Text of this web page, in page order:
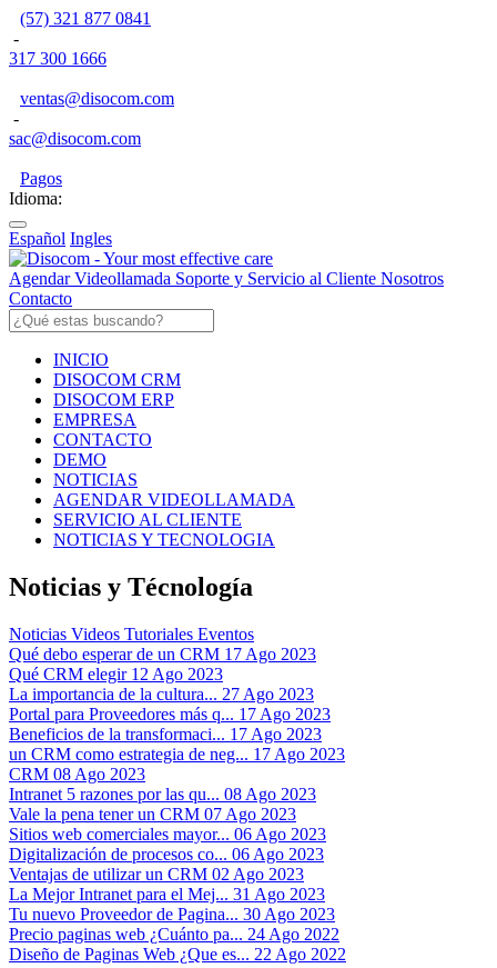
(57) 321 877 0841
-
317 300 1666
ventas@disocom.com
-
sac@disocom.com
Pagos
Idioma:
Español Ingles
Agendar Videollamada Soporte y Servicio al Cliente Nosotros
Contacto
INICIO
DISOCOM CRM
DISOCOM ERP
EMPRESA
CONTACTO
DEMO
NOTICIAS
AGENDAR VIDEOLLAMADA
SERVICIO AL CLIENTE
NOTICIAS Y TECNOLOGIA
Noticias y Técnología
Noticias Videos Tutoriales Eventos
Qué debo esperar de un CRM 17 Ago 2023
Qué CRM elegir 12 Ago 2023
La importancia de la cultura... 27 Ago 2023
Portal para Proveedores más q... 17 Ago 2023
Beneficios de la transformaci... 17 Ago 2023
un CRM como estrategia de neg... 17 Ago 2023
CRM 08 Ago 2023
Intranet 5 razones por las qu... 08 Ago 2023
Vale la pena tener un CRM 07 Ago 2023
Sitios web comerciales mayor... 06 Ago 2023
Digitalización de procesos co... 06 Ago 2023
Ventajas de utilizar un CRM 02 Ago 2023
La Mejor Intranet para el Mej... 31 Ago 2023
Tu nuevo Proveedor de Pagina... 30 Ago 2023
Precio paginas web ¿Cuánto pa... 24 Ago 2022
Diseño de Paginas Web ¿Que es... 22 Ago 2022